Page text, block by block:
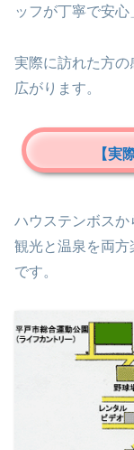
ッフが丁寧で安心
実際に訪れた方
広がります。
【実
ハウステンボスか
観光と温泉を両
です。